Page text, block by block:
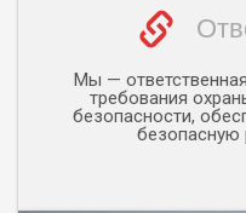
Мы —
требования
безопасности,
безопасную